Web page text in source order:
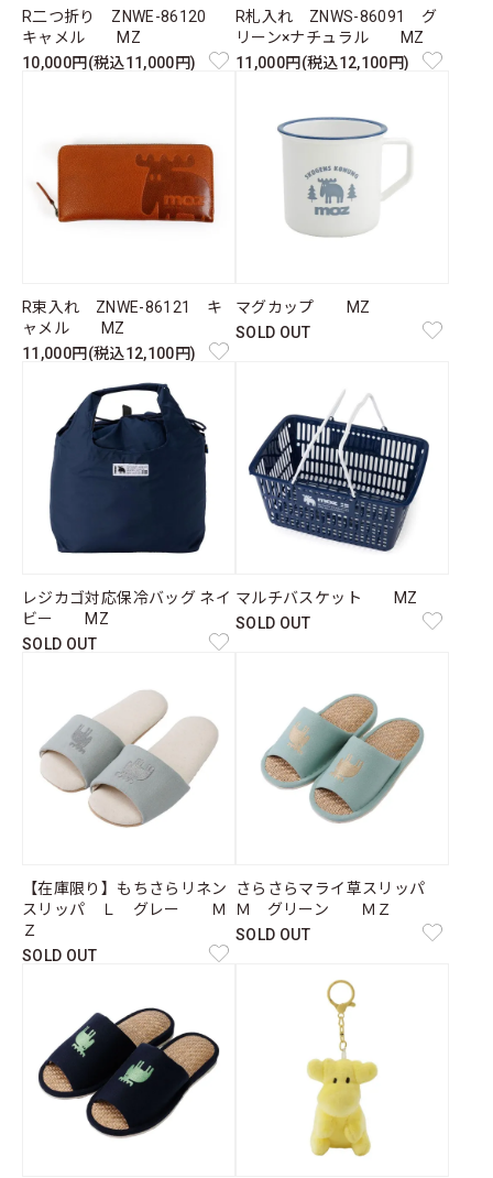
R二つ折り ZNWE-86120
キャメル MZ
10,000円(税込11,000円)
R札入れ ZNWS-86091 グ
リーン×ナチュラル MZ
11,000円(税込12,100円)
R束入れ ZNWE-86121 キ
ャメル MZ
11,000円(税込12,100円)
マグカップ MZ
SOLD OUT
レジカゴ対応保冷バッグ ネイ
ビー MZ
SOLD OUT
マルチバスケット MZ
SOLD OUT
【在庫限り】もちさらリネン
スリッパ Ｌ グレー Ｍ
Ｚ
SOLD OUT
さらさらマライ草スリッパ
Ｍ グリーン ＭＺ
SOLD OUT